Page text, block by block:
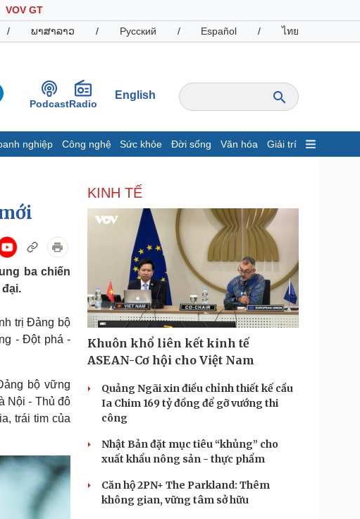
VOV GT
/ ພາສາລາວ / Русский / Español / ไทย
PodcastRadio
English
nghiệp Công nghệ Sức khỏe Đời sống Văn hóa Giải trí
Bất động sản
Khởi nghiệp
Tiêu dùng
Chứng khoán
Giá cà phê
Doanh nghiệp
Thông tin doanh nghiệp
Doanh nghiệp 24h
Doanh nhân
Vì cộng đồng
Công nghệ
Sành điệu
Tin Công nghệ
Trải nghiệm
Chuyển đổi số
Du lịch
Tư vấn
Podcast
Câu chuyện thời sự
Cửa sổ tình yêu
Kể chuyện cho bé
ba chiến
trị Đảng bộ
- Đột phá -
bộ vững
Nội - Thủ đô
trái tim của
KINH TẾ
Khuôn khổ liên kết kinh tế
ASEAN-Cơ hội cho Việt Nam
Quảng Ngãi xin điều chỉnh thiết kế cầu
Ia Chim 169 tỷ đồng để gỡ vướng thi
công
Nhật Bản đặt mục tiêu “khủng” cho
xuất khẩu nông sản - thực phẩm
Căn hộ 2PN+ The Parkland: Thêm
không gian, vững tâm sở hữu